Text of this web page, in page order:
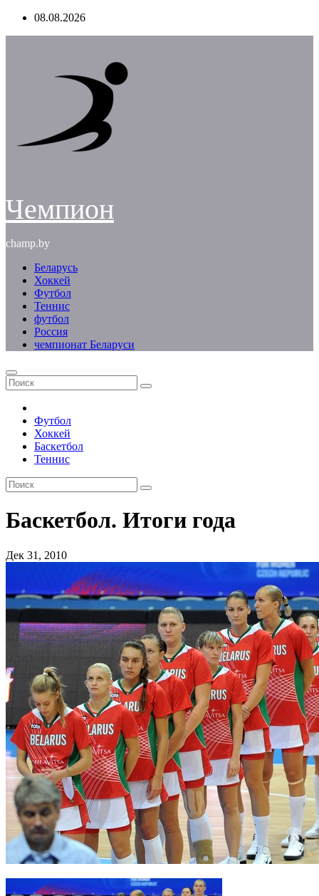
Перейти08.08.2026
Чемпион
champ.by
Беларусь
Хоккей
Футбол
Теннис
футбол
Россия
чемпионат Беларуси
Футбол
Хоккей
Баскетбол
Теннис
Баскетбол. Итоги года
Дек 31, 2010